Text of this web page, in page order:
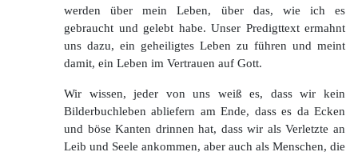
werden über mein Leben, über das, wie ich es
gebraucht und gelebt habe. Unser Predigttext ermahnt
uns dazu, ein geheiligtes Leben zu führen und meint
damit, ein Leben im Vertrauen auf Gott.
Wir wissen, jeder von uns weiß es, dass wir kein
Bilderbuchleben abliefern am Ende, dass es da Ecken
und böse Kanten drinnen hat, dass wir als Verletzte an
Leib und Seele ankommen, aber auch als Menschen, die